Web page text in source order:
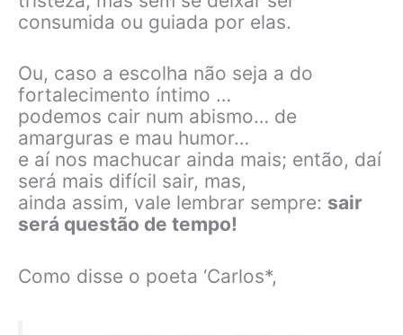
consumida ou guiada por elas.
Ou, caso a escolha não seja a do
fortalecimento íntimo …
podemos cair num abismo… de
amarguras e mau humor…
e aí nos machucar ainda mais; então, daí
será mais difícil sair, mas,
ainda assim, vale lembrar sempre: sair
será questão de tempo!
Como disse o poeta ‘Carlos*,